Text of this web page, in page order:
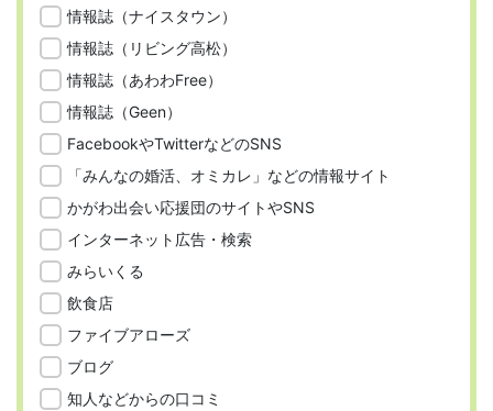
情報誌（ナイスタウン）
情報誌（リビング高松）
情報誌（あわわFree）
情報誌（Geen）
FacebookやTwitterなどのSNS
「みんなの婚活、オミカレ」などの情報サイト
かがわ出会い応援団のサイトやSNS
インターネット広告・検索
みらいくる
飲食店
ファイブアローズ
ブログ
知人などからの口コミ